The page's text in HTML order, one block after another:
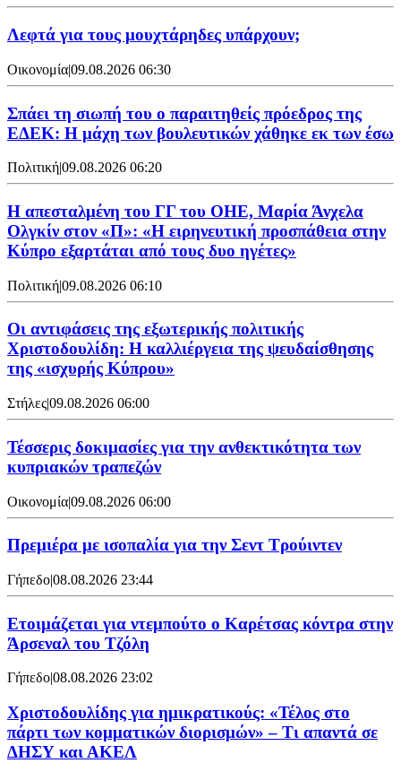
Λεφτά για τους μουχτάρηδες υπάρχουν;
Οικονομία|09.08.2026 06:30
Σπάει τη σιωπή του ο παραιτηθείς πρόεδρος της
ΕΔΕΚ: Η μάχη των βουλευτικών χάθηκε εκ των έσω
Πολιτική|09.08.2026 06:20
Η απεσταλμένη του ΓΓ του ΟΗΕ, Μαρία Άνχελα
Ολγκίν στον «Π»: «Η ειρηνευτική προσπάθεια στην
Κύπρο εξαρτάται από τους δυο ηγέτες»
Πολιτική|09.08.2026 06:10
Οι αντιφάσεις της εξωτερικής πολιτικής
Χριστοδουλίδη: Η καλλιέργεια της ψευδαίσθησης
της «ισχυρής Κύπρου»
Στήλες|09.08.2026 06:00
Τέσσερις δοκιμασίες για την ανθεκτικότητα των
κυπριακών τραπεζών
Οικονομία|09.08.2026 06:00
Πρεμιέρα με ισοπαλία για την Σεντ Τρούιντεν
Γήπεδο|08.08.2026 23:44
Ετοιμάζεται για ντεμπούτο ο Καρέτσας κόντρα στην
Άρσεναλ του Τζόλη
Γήπεδο|08.08.2026 23:02
Χριστοδουλίδης για ημικρατικούς: «Τέλος στο
πάρτι των κομματικών διορισμών» – Τι απαντά σε
ΔΗΣΥ και ΑΚΕΛ